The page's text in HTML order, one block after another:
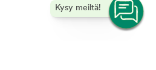
Kysy meiltä!